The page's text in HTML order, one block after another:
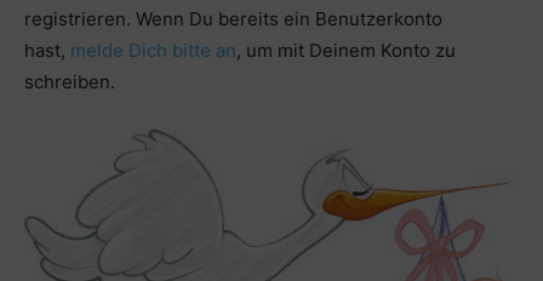
registrieren. Wenn Du bereits ein Benutzerkonto
hast, melde Dich bitte an, um mit Deinem Konto zu
schreiben.